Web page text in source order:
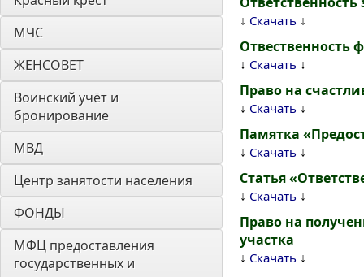
МЧС
ЖЕНСОВЕТ
Воинский учёт и
бронирование
МВД
Центр занятости населения
ФОНДЫ
МФЦ предоставления
государственных и
↓ Скачать ↓
Отвественность
↓ Скачать ↓
Право на
↓ Скачать ↓
Памятка
↓ Скачать ↓
Статья
↓ Скачать ↓
Право на
участка
↓ Скачать ↓